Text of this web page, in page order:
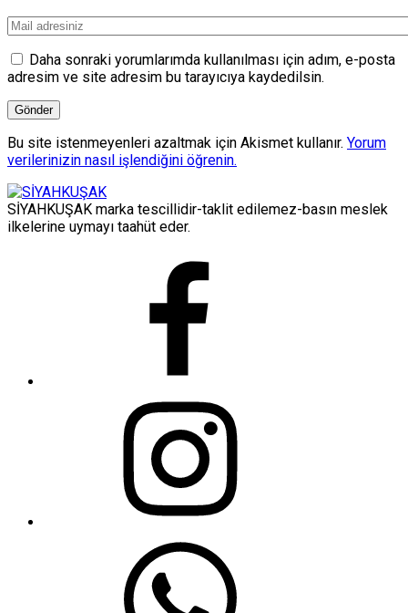
Daha sonraki yorumlarımda kullanılması için adım, e-posta
adresim ve site adresim bu tarayıcıya kaydedilsin.
Bu site istenmeyenleri azaltmak için Akismet kullanır. Yorum
verilerinizin nasıl işlendiğini öğrenin.
SİYAHKUŞAK marka tescillidir-taklit edilemez-basın meslek
ilkelerine uymayı taahüt eder.